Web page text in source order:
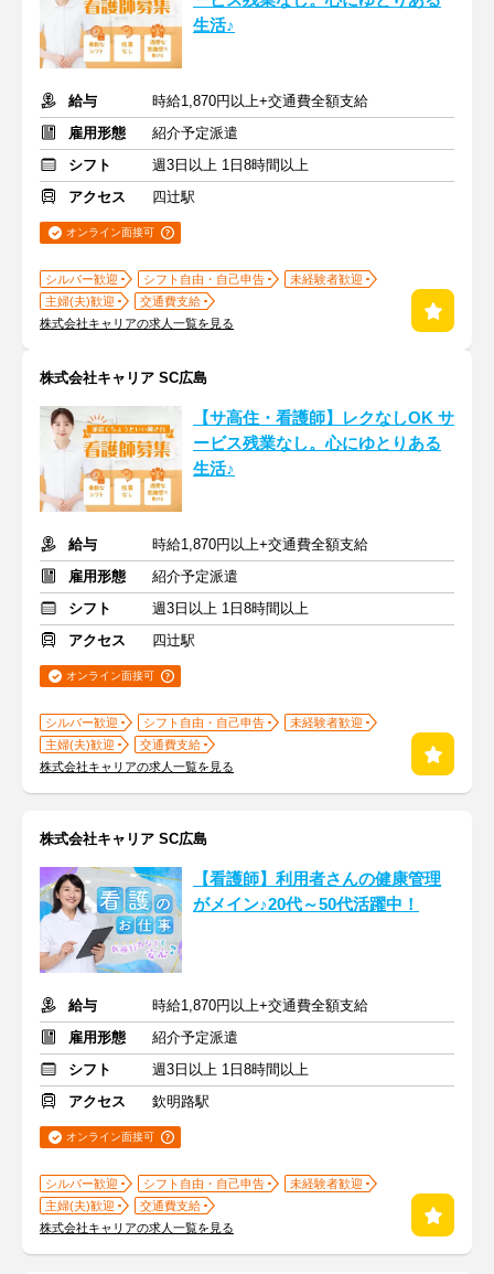
生活♪
給与
時給1,870円以上+交通費全額支給
雇用形態
紹介予定派遣
シフト
週3日以上 1日8時間以上
アクセス
四辻駅
オンライン面接可
シルバー歓迎 シフト自由・自己申告
未経験者歓迎
主婦(夫)歓迎
交通費支給
株式会社キャリアの求人一覧を見る
株式会社キャリア SC広島
【サ高住・看護師】レクなしOK サ
ービス残業なし。心にゆとりある
生活♪
給与
時給1,870円以上+交通費全額支給
雇用形態
紹介予定派遣
シフト
週3日以上 1日8時間以上
アクセス
四辻駅
オンライン面接可
シルバー歓迎 シフト自由・自己申告
未経験者歓迎
主婦(夫)歓迎
交通費支給
株式会社キャリアの求人一覧を見る
株式会社キャリア SC広島
【看護師】利用者さんの健康管理
がメイン♪20代～50代活躍中！
給与
時給1,870円以上+交通費全額支給
雇用形態
紹介予定派遣
シフト
週3日以上 1日8時間以上
アクセス
欽明路駅
オンライン面接可
シルバー歓迎 シフト自由・自己申告
未経験者歓迎
主婦(夫)歓迎
交通費支給
株式会社キャリアの求人一覧を見る